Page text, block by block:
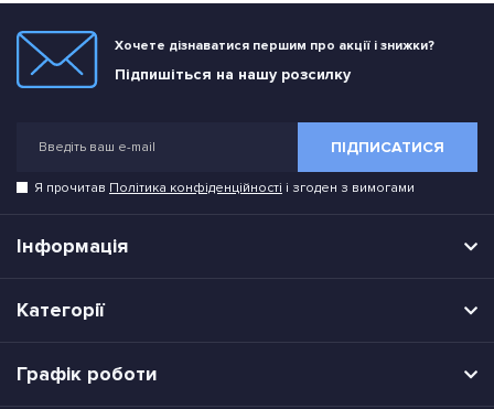
Хочете дізнаватися першим про акції і знижки?
Підпишіться на нашу розсилку
ПІДПИСАТИСЯ
Я прочитав Політика конфіденційності і згоден з вимогами
Інформація
Категорії
Графік роботи